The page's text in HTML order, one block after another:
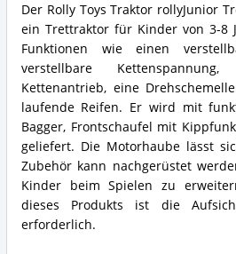
Rolly
Toys
Traktor
rollyJunior
Trettraktor
John
Deere
Zusammenfassung:
Was
bietet
dieser
Kindertraktor?
Der Rolly Toys Traktor rollyJunior
ein Trettraktor für Kinder von 3-8
Funktionen wie einen
verstellbare
Kettenantrieb, eine
laufende Reifen. Er wird mit
Bagger, Frontschaufel mit
geliefert. Die Motorhaube lässt
Zubehör kann nachgerüstet
Kinder beim Spielen zu
dieses Produkts ist die
erforderlich.
Trettraktor
John
Deere
Vorteile:
Was
spricht
für
diesen
Kindertraktor?